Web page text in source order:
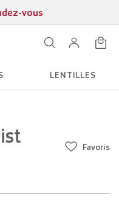
vous
LENTILLES
Favoris